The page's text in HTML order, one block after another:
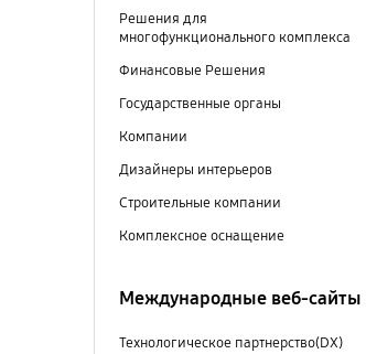
Решения для
многофункционального комплекса
Финансовые Решения
Государственные органы
Компании
Дизайнеры интерьеров
Строительные компании
Комплексное оснащение
Международные веб-сайты
Технологическое партнерство(DX)